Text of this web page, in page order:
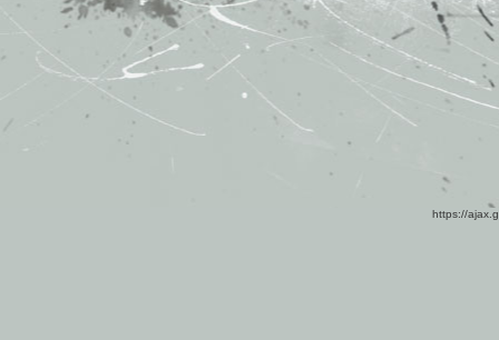
https://